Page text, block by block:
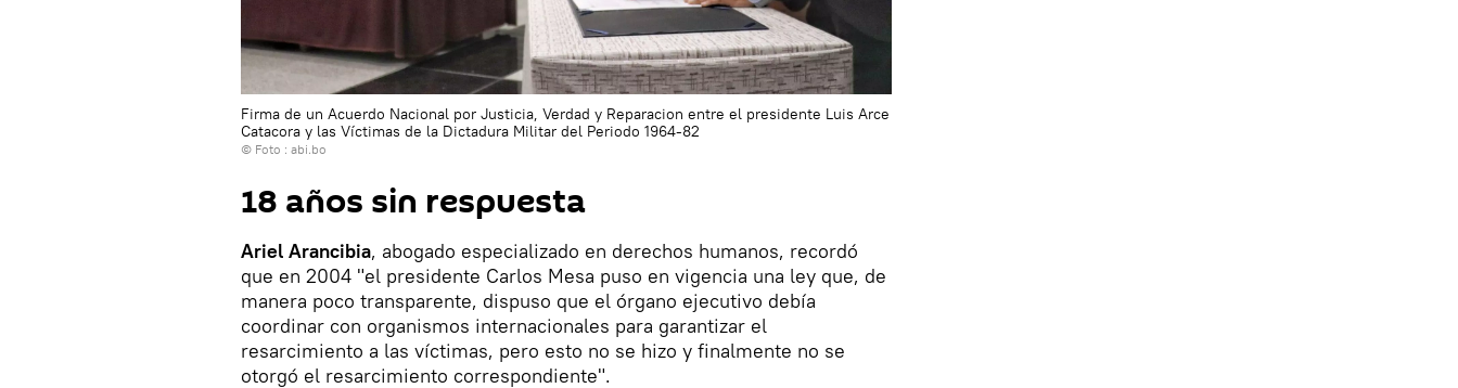
Firma de un Acuerdo Nacional por Justicia, Verdad y Reparacion entre el presidente Luis Arce
Catacora y las Víctimas de la Dictadura Militar del Periodo 1964-82
© Foto : abi.bo
18 años sin respuesta
Ariel Arancibia, abogado especializado en derechos humanos, recordó
que en 2004 "el presidente Carlos Mesa puso en vigencia una ley que, de
manera poco transparente, dispuso que el órgano ejecutivo debía
coordinar con organismos internacionales para garantizar el
resarcimiento a las víctimas, pero esto no se hizo y finalmente no se
otorgó el resarcimiento correspondiente".